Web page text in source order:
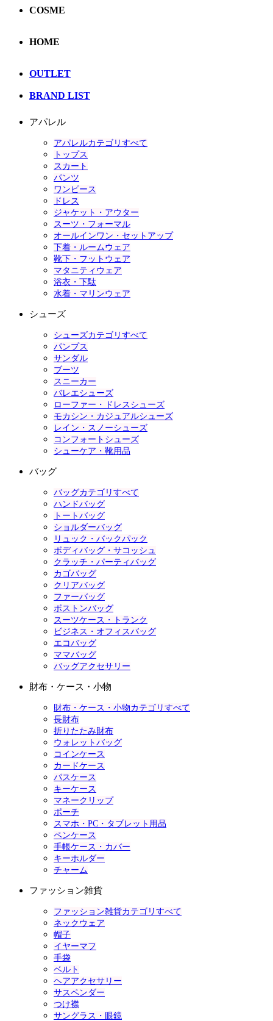
COSME
HOME
OUTLET
BRAND LIST
アパレル
アパレルカテゴリすべて
トップス
スカート
パンツ
ワンピース
ドレス
ジャケット・アウター
スーツ・フォーマル
オールインワン・セットアップ
下着・ルームウェア
靴下・フットウェア
マタニティウェア
浴衣・下駄
水着・マリンウェア
シューズ
シューズカテゴリすべて
パンプス
サンダル
ブーツ
スニーカー
バレエシューズ
ローファー・ドレスシューズ
モカシン・カジュアルシューズ
レイン・スノーシューズ
コンフォートシューズ
シューケア・靴用品
バッグ
バッグカテゴリすべて
ハンドバッグ
トートバッグ
ショルダーバッグ
リュック・バックパック
ボディバッグ・サコッシュ
クラッチ・パーティバッグ
カゴバッグ
クリアバッグ
ファーバッグ
ボストンバッグ
スーツケース・トランク
ビジネス・オフィスバッグ
エコバッグ
ママバッグ
バッグアクセサリー
財布・ケース・小物
財布・ケース・小物カテゴリすべて
長財布
折りたたみ財布
ウォレットバッグ
コインケース
カードケース
パスケース
キーケース
マネークリップ
ポーチ
スマホ・PC・タブレット用品
ペンケース
手帳ケース・カバー
キーホルダー
チャーム
ファッション雑貨
ファッション雑貨カテゴリすべて
ネックウェア
帽子
イヤーマフ
手袋
ベルト
ヘアアクセサリー
サスペンダー
つけ襟
サングラス・眼鏡